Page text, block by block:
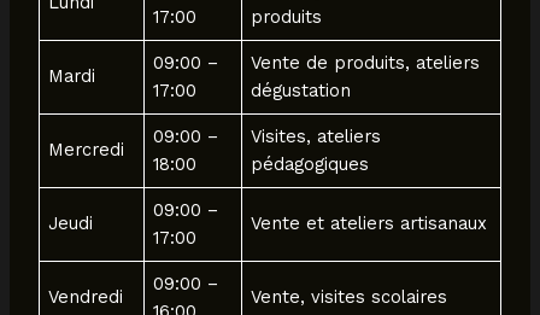
17:00
produits
Mardi
09:00 –
17:00
Vente de produits, ateliers
dégustation
Mercredi
09:00 –
18:00
Visites, ateliers
pédagogiques
Jeudi
09:00 –
17:00
Vente et ateliers artisanaux
Vendredi
09:00 –
Vente, visites scolaires